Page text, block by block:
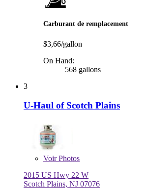
Carburant de remplacement
$3,66/gallon
On Hand:
568 gallons
3
U-Haul of Scotch Plains
VoirPhotos
2015 US Hwy 22 W
Scotch Plains, NJ 07076